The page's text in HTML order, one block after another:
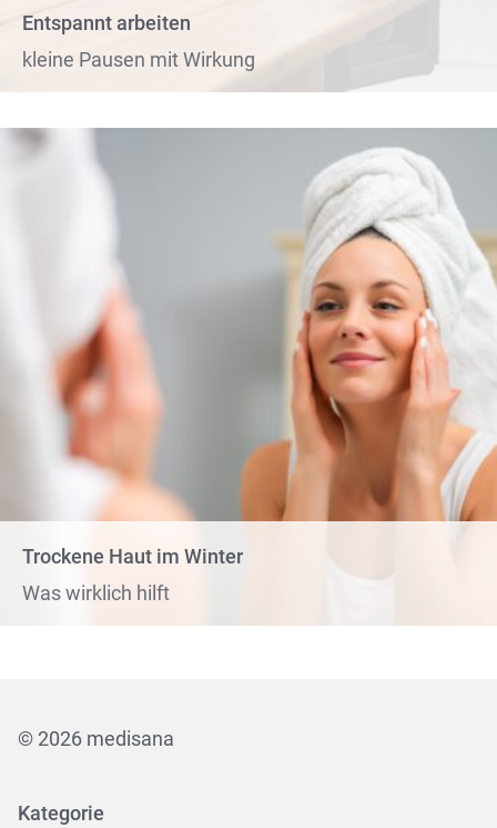
Entspannt arbeiten
kleine Pausen mit Wirkung
Trockene Haut im Winter
Was wirklich hilft
© 2026 medisana
Kategorie